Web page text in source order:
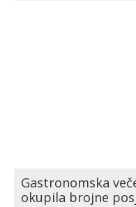
Gastronomska
okupila brojne